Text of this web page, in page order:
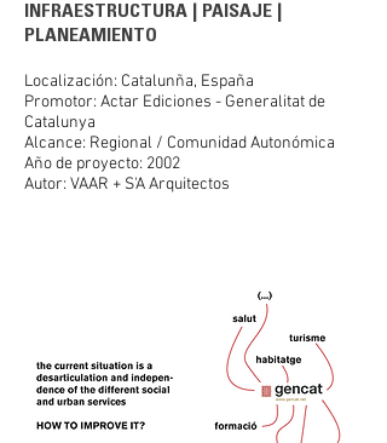
INFRAESTRUCTURA PAISAJE
PLANEAMIENTO
Localización: Catalunña, España
Promotor: Actar Ediciones - Generalitat de
Catalunya
Alcance: Regional / Comunidad Autonómica
Año de proyecto: 2002
Autor: VAAR + S'A Arquitectos